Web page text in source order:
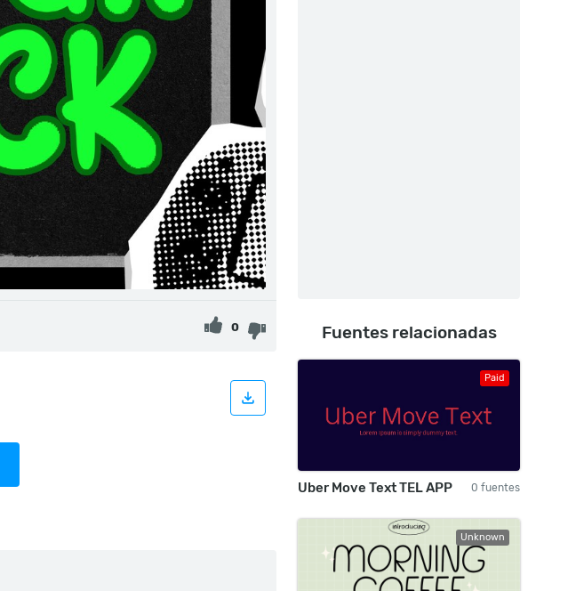
0 Fuentes relacionadas
Paid
Uber Move Text TEL APP 0 fuentes
Unknown